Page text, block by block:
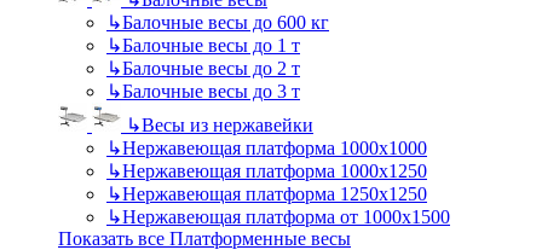
↳Балочные весы до 600 кг
↳Балочные весы до 1 т
↳Балочные весы до 2 т
↳Балочные весы до 3 т
↳Весы из нержавейки
↳Нержавеющая платформа 1000х1000
↳Нержавеющая платформа 1000х1250
↳Нержавеющая платформа 1250х1250
↳Нержавеющая платформа от 1000х1500
Показать все Платформенные весы